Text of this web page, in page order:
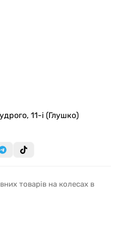
нагрівання
– 30 см
грамів
на газову
BRS-P27B
“Ролики” — виберіть
підходом до
у дорозі.
11-i (Глушко)
товарів на колесах в